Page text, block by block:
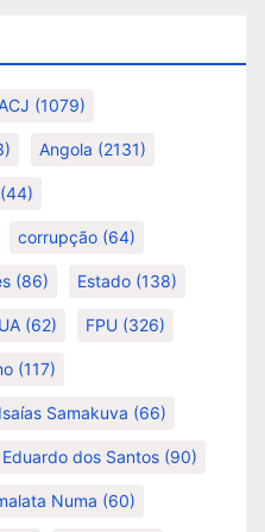
(1079)
Angola (2131)
(44)
corrupção (64)
(86) Estado (138)
(62) FPU (326)
(117)
Isaías Samakuva (66)
dos Santos (90)
Numa (60)